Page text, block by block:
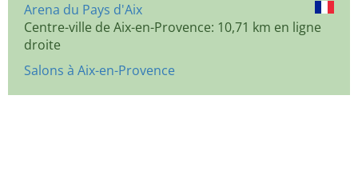
Arena du Pays d'Aix
Centre-ville de Aix-en-Provence: 10,71 km en ligne
droite
Salons à Aix-en-Provence